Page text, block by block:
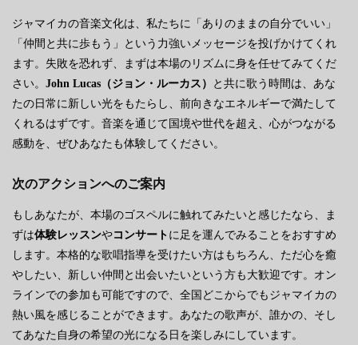
ジャマイカの音楽文化は、私たちに「ありのままの自分でいい」
「仲間と共に歩もう」という力強いメッセージを投げかけてくれ
ます。失敗を恐れず、まずは本場のリズムに身を任せてみてくだ
さい。 John Lucas（ジョン・ルーカス）
と共に歌う時間は、あな
たの日常に新しい光をもたらし、前向きなエネルギーで満たして
くれるはずです。音楽を通じて国境や世代を超え、心がつながる
感動を、ぜひあなたも体験してください。
次のアクションへのご案内
もしあなたが、本場のゴスペルに触れてみたいと感じたなら、ま
ずは体験レッスンやコンサート に足を運んでみることをおすすめ
します。本格的な歌唱指導を受けたい方はもちろん、ただ心を癒
やしたい、新しい仲間と出会いたいという方も大歓迎です。オン
ラインでの参加も可能ですので、全国どこからでもジャマイカの
熱い風を感じることができます。あなたの歌声が、誰かの、そし
てあなた自身の希望の光になる日を楽しみにしています。